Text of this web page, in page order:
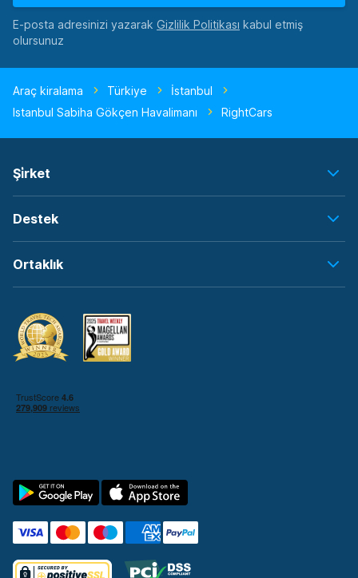
E-posta adresinizi yazarak
kabul etmiş
olursunuz
Araç kiralama Türkiye
İstanbul
Istanbul Sabiha Gökçen Havalimanı
RightCars
Şi̇rket
Destek
Ortaklık